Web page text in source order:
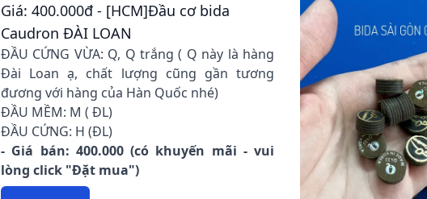
Giá: 400.000đ - [HCM]Đầu cơ bida
Caudron ĐÀI LOAN
ĐẦU CỨNG VỪA: Q, Q trắng ( Q này là hàng
Đài Loan ạ, chất lượng cũng gần tương
đương với hàng của Hàn Quốc nhé)
ĐẦU MỀM: M ( ĐL)
ĐẦU CỨNG: H (ĐL)
- Giá bán: 400.000 (có khuyến mãi - vui
lòng click "Đặt mua")